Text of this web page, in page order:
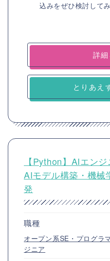
込みをぜひ検討して
詳
とりあえ
【Python】AIエン
AIモデル構築・機械
発
職種
オープン系SE・プログラ
ジニア